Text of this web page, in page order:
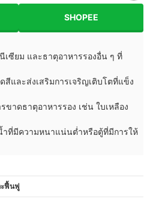
SHOPEE
เซียม และธาตุอาหารรองอื่น ๆ ที่
สีและส่งเสริมการเจริญเติบโตที่แข็ง
ขาดธาตุอาหารรอง เช่น ใบเหลือง
ำที่มีความหนาแน่นต่ำหรือตู้ที่มีการให้
ะฟื้นฟู